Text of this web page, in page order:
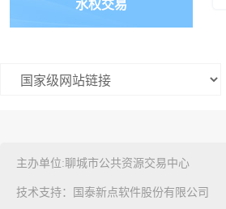
水权交易
主办单位:聊城市公共资源交易中心
技术支持：国泰新点软件股份有限公司